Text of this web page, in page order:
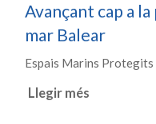
Avançant cap a
mar Balear
Espais Marins Protegits
Llegir més